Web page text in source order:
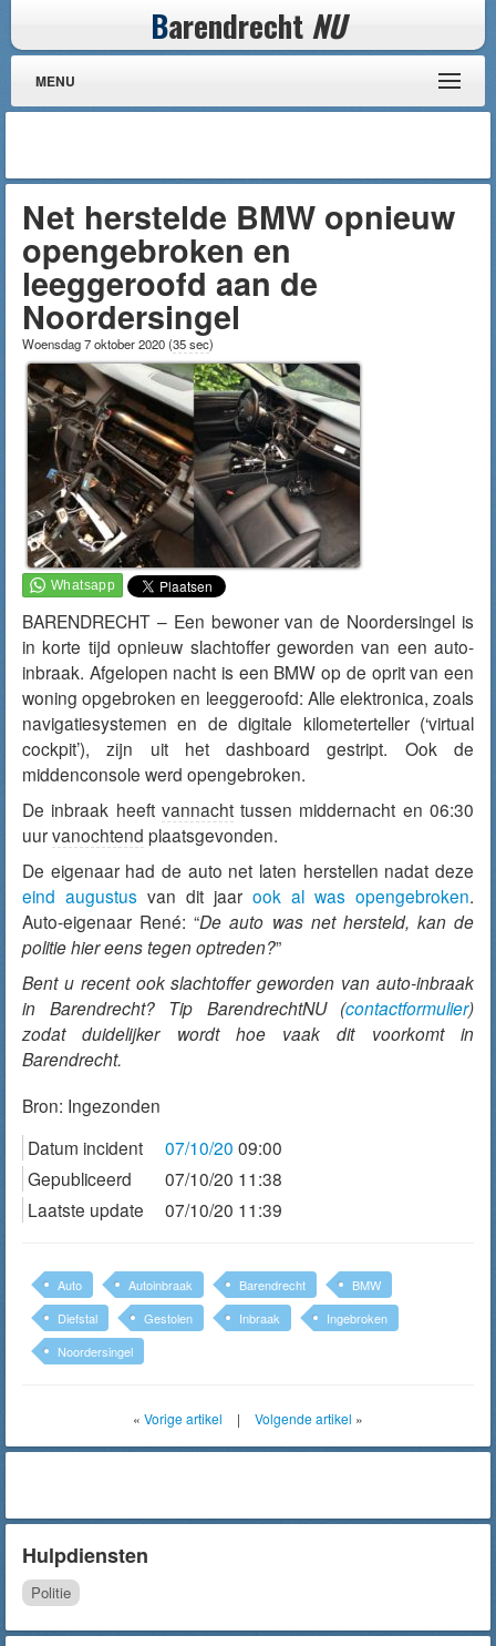
Barendrecht NU
MENU
Net herstelde BMW opnieuw
opengebroken en
leeggeroofd aan de
Noordersingel
Woensdag 7 oktober 2020(35 sec)
BARENDRECHT – Een bewoner van de Noordersingel is
in korte tijd opnieuw slachtoffer geworden van een auto-
inbraak. Afgelopen nacht is een BMW op de oprit van een
woning opgebroken en leeggeroofd: Alle elektronica, zoals
navigatiesystemen en de digitale kilometerteller (‘virtual
cockpit’), zijn uit het dashboard gestript. Ook de
middenconsole werd opengebroken.
De inbraak heeft vannachttussen middernacht en 06:30
uurvanochtend plaatsgevonden.
De eigenaar had de auto net laten herstellen nadat deze
eind augustus van dit jaar ook al was opengebroken.
Auto-eigenaar René: “De auto was net hersteld, kan de
politie hier eens tegen optreden?”
Bent u recent ook slachtoffer geworden van auto-inbraak
in Barendrecht? Tip BarendrechtNU (contactformulier)
zodat duidelijker wordt hoe vaak dit voorkomt in
Barendrecht.
Bron: Ingezonden
Datum incident
07/10/20 09:00
Gepubliceerd
07/10/20 11:38
Laatste update
07/10/20 11:39
Auto Autoinbraak Barendrecht
BMW
Diefstal
Gestolen Inbraak
Ingebroken
Noordersingel
« Vorige artikel | Volgende artikel »
Hulpdiensten
Politie